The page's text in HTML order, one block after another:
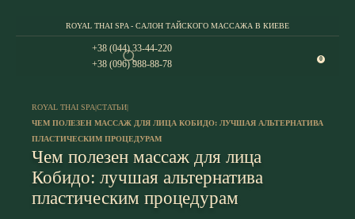
ROYAL THAI SPA - САЛОН ТАЙСКОГО МАССАЖА В КИЕВЕ
+38 (044) 33-44-220
+38 (096) 988-88-78
0
ROYAL THAI SPA|СТАТЬИ|
ЧЕМ ПОЛЕЗЕН МАССАЖ ДЛЯ ЛИЦА КОБИДО: ЛУЧШАЯ АЛЬТЕРНАТИВА
ПЛАСТИЧЕСКИМ ПРОЦЕДУРАМ
Чем полезен массаж для лица
Кобидо: лучшая альтернатива
пластическим процедурам